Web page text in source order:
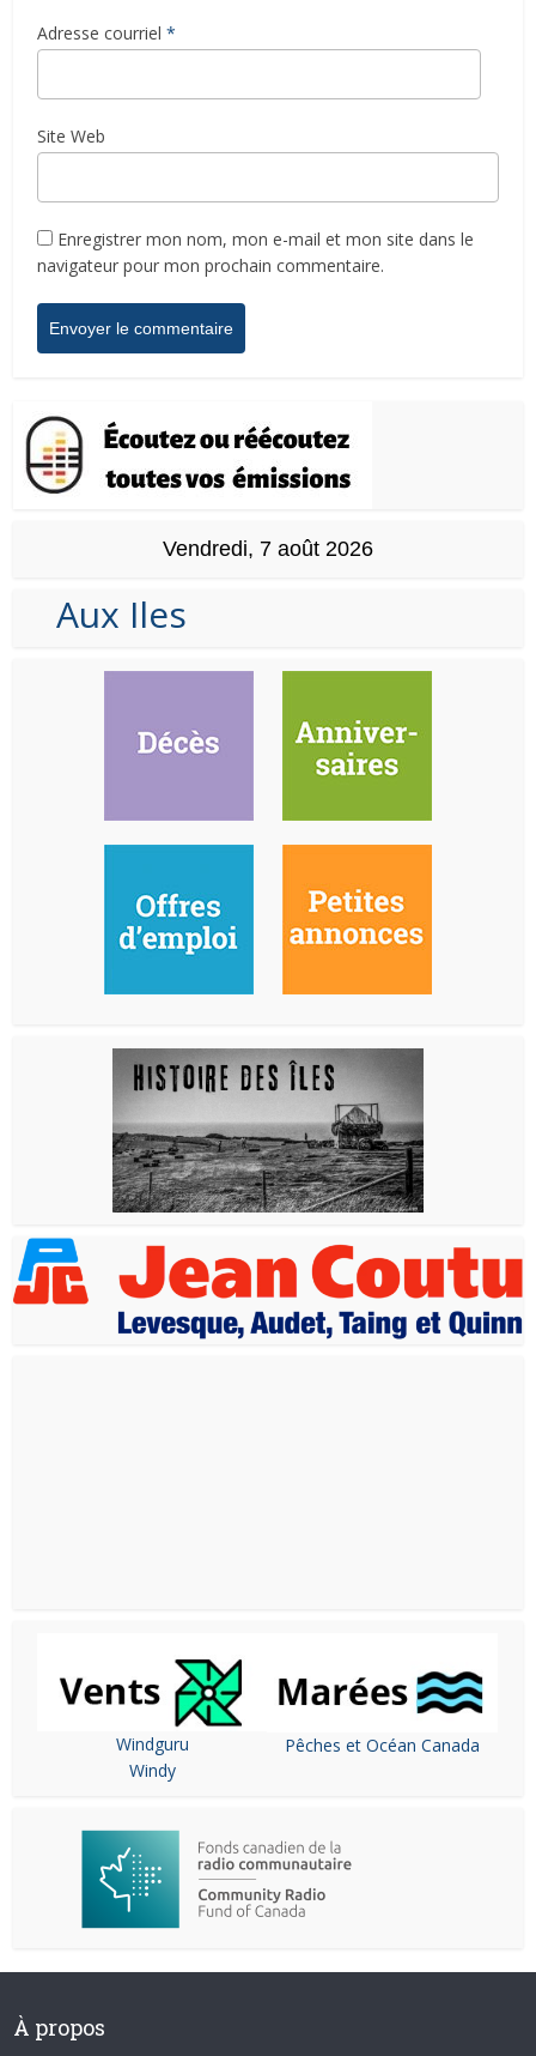
Adresse courriel *
Site Web
Enregistrer mon nom, mon e-mail et mon site dans le
navigateur pour mon prochain commentaire.
Vendredi, 7 août 2026
Aux Iles
Windguru
Windy
Pêches et Océan Canada
À propos